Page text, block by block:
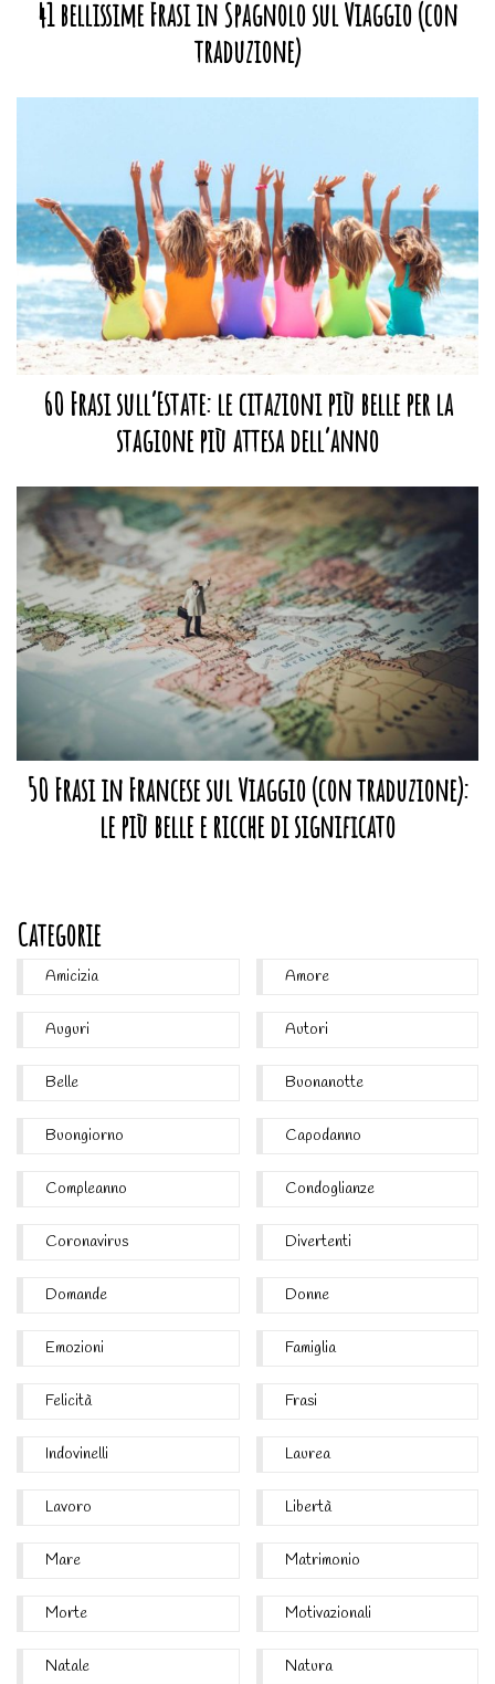
41 bellissime Frasi in Spagnolo sul Viaggio (con
traduzione)
60 Frasi sull’Estate: le citazioni più belle per la
stagione più attesa dell’anno
50 Frasi in Francese sul Viaggio (con traduzione):
le più belle e ricche di significato
Categorie
Amicizia Amore
Auguri Autori
Belle Buonanotte
Buongiorno Capodanno
Compleanno Condoglianze
Coronavirus Divertenti
Domande Donne
Emozioni Famiglia
Felicità Frasi
Indovinelli Laurea
Lavoro Libertà
Mare Matrimonio
Morte Motivazionali
Natale Natura